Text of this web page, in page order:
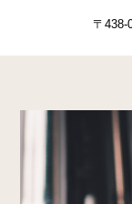
〒